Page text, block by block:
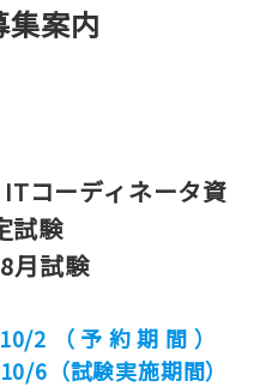
集案内
コーディネータ資
試験
月試験
2 （ 予 約 期 間 ）
6（試験実施期間）